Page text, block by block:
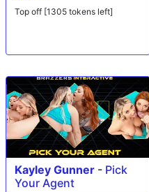
Top off [1305 tokens left]
Kayley Gunner - Pick
Your Agent